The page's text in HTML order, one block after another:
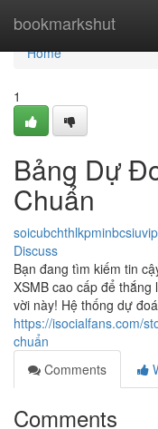
bookmarkshut
Home
Home
1
Bảng Dự
Chuẩn
Discuss
Bạn đang tìm kiếm tin
XSMB cao cấp để
vời này! Hệ thống dự
https://isocialfans.com/
chuẩn
Comments
Comments